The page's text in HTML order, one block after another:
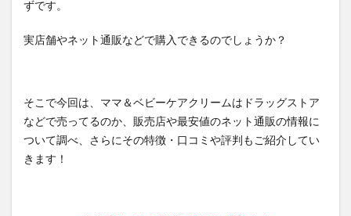
ずです。
実店舗やネット通販などで購入できるのでしょうか？
そこで今回は、ママ＆ベビーケアクリームはドラッグストア
などで売ってるのか、販売店や最安値のネット通販の情報に
ついて調べ、さらにその特徴・口コミや評判もご紹介してい
きます！